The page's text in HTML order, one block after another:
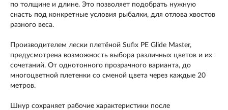
по толщине и длине. Это позволяет подобрать нужную
снасть под конкретные условия рыбалки, для отлова хвостов
разного веса.
Производителем лески плетёной Sufix PE Glide Master,
предусмотрена возможность выбора различных цветов и их
сочетаний. От однотонного прозрачного варианта, до
многоцветной плетенки со сменой цвета через каждые 20
метров.
Шнур сохраняет рабочие характеристики после